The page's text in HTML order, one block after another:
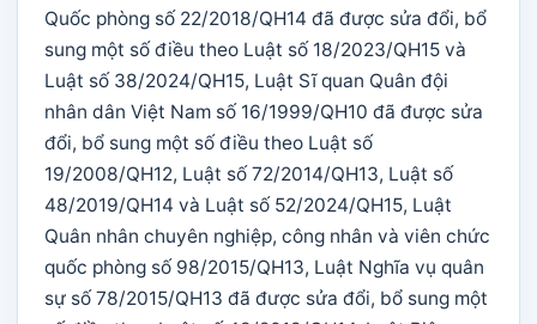
Quốc phòng số 22/2018/QH14 đã được sửa đổi, bổ
sung một số điều theo Luật số 18/2023/QH15 và
Luật số 38/2024/QH15, Luật Sĩ quan Quân đội
nhân dân Việt Nam số 16/1999/QH10 đã được sửa
đổi, bổ sung một số điều theo Luật số
19/2008/QH12, Luật số 72/2014/QH13, Luật số
48/2019/QH14 và Luật số 52/2024/QH15, Luật
Quân nhân chuyên nghiệp, công nhân và viên chức
quốc phòng số 98/2015/QH13, Luật Nghĩa vụ quân
sự số 78/2015/QH13 đã được sửa đổi, bổ sung một